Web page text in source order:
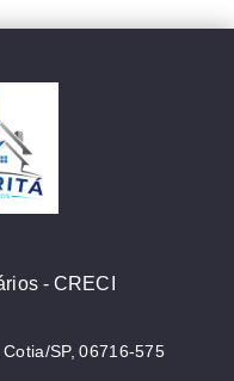
- CRECI
SP, 06716-575